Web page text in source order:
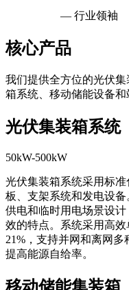
— 行业领袖
核心产品
我们提供全方位的光伏
箱系统、移动储能设备和
光伏集装箱系统
50kW-500kW
光伏集装箱系统采用标
板、支架系统和发电设
供电和临时用电场景设
效的特点。系统采用高
21%，支持并网和离网多
提高能源自给率。
移动储能集装箱